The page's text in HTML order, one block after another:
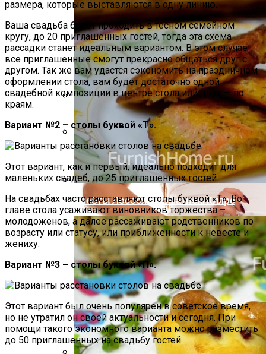
Компактно, Красиво, Удобно: 7
Нестандартных Идей Для Хранения
Обуви
Психологи Назвали 9 Признаков Того,
Что Вы Никогда Не Разбогатеете
Хребты Лосося В Томатном Кляре
размера, которые выставляются в одну линию.
Ваша свадьба будет проходить в тесном семейном
кругу, до 20 приглашенных гостей, тогда эта схема
рассадки станет идеальным вариантом. В этом случае
все приглашенные смогут прекрасно общаться друг с
другом. Так же вам удастся сэкономить на праздничном
оформлении стола, вам будет достаточно одной
свадебной композиции в центре стола или двух — по
краям.
Вариант №2 – столы буквой «Т».
Этот вариант, как и первый, идеально подходит для
маленьких свадеб, до 25 приглашенных гостей.
На свадьбах часто расставляют столы буквой «Т». Во
главе стола усаживают виновников торжества –
молодоженов, а далее рассаживают родственников по
возрасту или статусу, или приближенности к невесте и
жениху.
Вариант №3 – столы буквой «П».
Этот вариант был очень популярен в советское время,
но не утратил он своей актуальности и сегодня. При
помощи такого экономного варианта можно разместить
до 50 приглашенных на свадьбу гостей.